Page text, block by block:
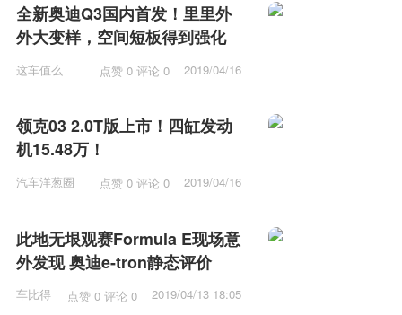
全新奥迪Q3国内首发！里里外
外大变样，空间短板得到强化
这车值么 点赞 0 评论 0
2019/04/16
领克03 2.0T版上市！四缸发动
机15.48万！
汽车洋葱圈 点赞 0 评论 0
2019/04/16
此地无垠观赛Formula E现场意
外发现 奥迪e-tron静态评价
车比得 点赞 0 评论 0 2019/04/13 18:05